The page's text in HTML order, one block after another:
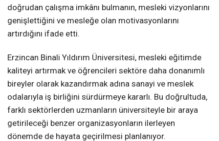
doğrudan çalışma imkânı bulmanın, mesleki vizyonlarını
genişlettiğini ve mesleğe olan motivasyonlarını
artırdığını ifade etti.
Erzincan Binali Yıldırım Üniversitesi, mesleki eğitimde
kaliteyi artırmak ve öğrencileri sektöre daha donanımlı
bireyler olarak kazandırmak adına sanayi ve meslek
odalarıyla iş birliğini sürdürmeye kararlı. Bu doğrultuda,
farklı sektörlerden uzmanların üniversiteyle bir araya
getirileceği benzer organizasyonların ilerleyen
dönemde de hayata geçirilmesi planlanıyor.